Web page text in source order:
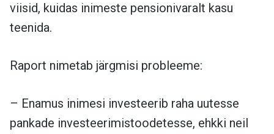
viisid, kuidas inimeste pensionivaralt kasu
teenida.
Raport nimetab järgmisi probleeme:
– Enamus inimesi investeerib raha uutesse
pankade investeerimistoodetesse, ehkki neil